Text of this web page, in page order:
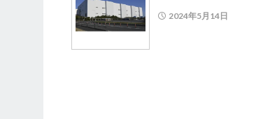
2024年5月14日